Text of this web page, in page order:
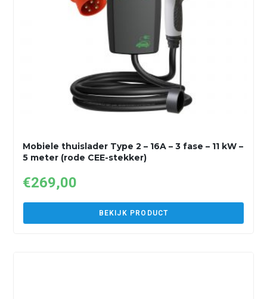
Mobiele thuislader Type 2 – 16A – 3 fase – 11 kW –
5 meter (rode CEE-stekker)
€269,00
BEKIJK PRODUCT